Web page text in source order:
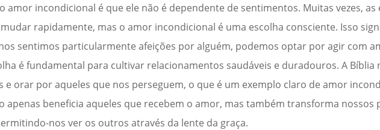
amor incondicional é que ele não é dependente de sentimentos. Muitas vezes, as
rapidamente, mas o amor incondicional é uma escolha consciente. Isso
sentimos particularmente afeições por alguém, podemos optar por agir com
é fundamental para cultivar relacionamentos saudáveis e duradouros. A Bíblia
e orar por aqueles que nos perseguem, o que é um exemplo claro de amor
apenas beneficia aqueles que recebem o amor, mas também transforma nossos
nos ver os outros através da lente da graça.